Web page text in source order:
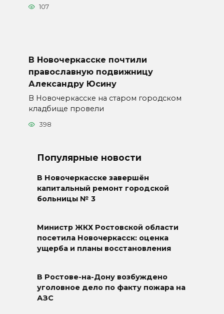
107
В Новочеркасске почтили
православную подвижницу
Александру Юсину
В Новочеркасске на старом городском
кладбище провели
398
Популярные новости
В Новочеркасске завершён
капитальный ремонт городской
больницы № 3
Министр ЖКХ Ростовской области
посетила Новочеркасск: оценка
ущерба и планы восстановления
В Ростове-на-Дону возбуждено
уголовное дело по факту пожара на
АЗС